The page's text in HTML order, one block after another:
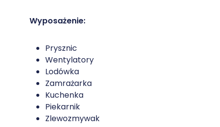
Wyposażenie:
Prysznic
Wentylatory
Lodówka
Zamrażarka
Kuchenka
Piekarnik
Zlewozmywak